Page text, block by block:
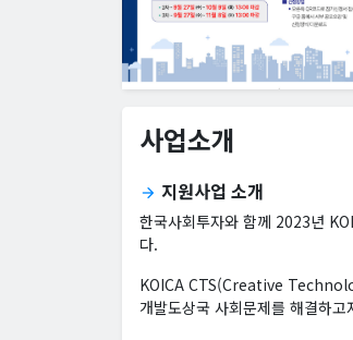
사업소개
arrow_forward 지원사업 소개
한국사회투자와 함께 2023년
다.
KOICA CTS(Creative
개발도상국 사회문제를 해결하